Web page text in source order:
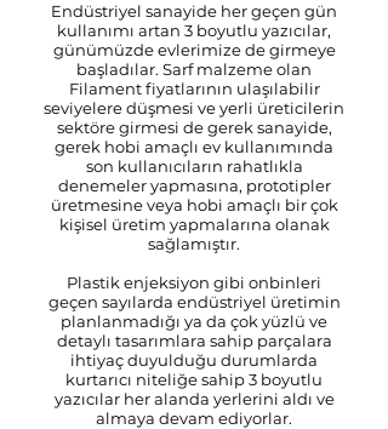
Endüstriyel sanayide her geçen gün
kullanımı artan 3 boyutlu yazıcılar,
günümüzde evlerimize de girmeye
başladılar. Sarf malzeme olan
Filament fiyatlarının ulaşılabilir
seviyelere düşmesi ve yerli üreticilerin
sektöre girmesi de gerek sanayide,
gerek hobi amaçlı ev kullanımında
son kullanıcıların rahatlıkla
denemeler yapmasına, prototipler
üretmesine veya hobi amaçlı bir çok
kişisel üretim yapmalarına olanak
sağlamıştır.
Plastik enjeksiyon gibi onbinleri
geçen sayılarda endüstriyel üretimin
planlanmadığı ya da çok yüzlü ve
detaylı tasarımlara sahip parçalara
ihtiyaç duyulduğu durumlarda
kurtarıcı niteliğe sahip 3 boyutlu
yazıcılar her alanda yerlerini aldı ve
almaya devam ediyorlar.